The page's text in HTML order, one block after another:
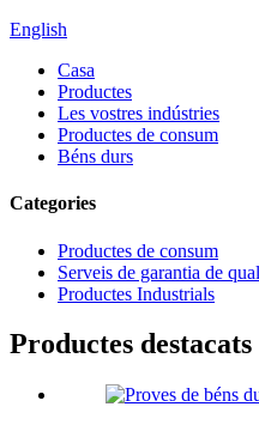
English
Casa
Productes
Les vostres indústries
Productes de consum
Béns durs
Categories
Productes de consum
Serveis de garantia de
Productes Industrials
Productes destacats